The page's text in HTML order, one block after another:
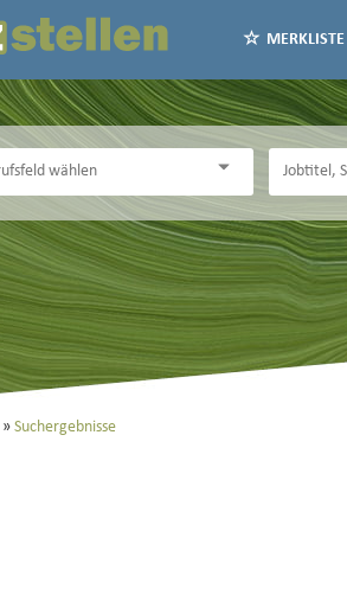
MERKLISTE
Suchergebnisse